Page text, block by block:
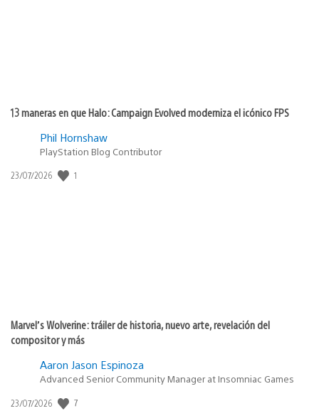
13 maneras en que Halo: Campaign Evolved moderniza el icónico FPS
Phil Hornshaw
PlayStation Blog Contributor
Fecha
23/07/2026 1
Marvel’s Wolverine: tráiler de historia, nuevo arte, revelación del
compositor y más
Aaron Jason Espinoza
Advanced Senior Community Manager at Insomniac Games
Fecha
23/07/2026 7